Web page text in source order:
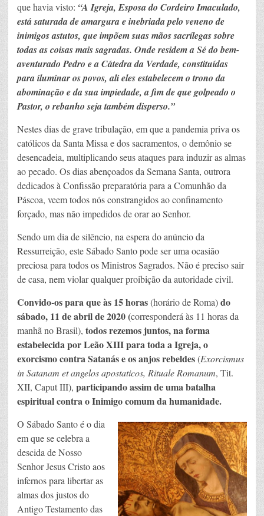
que havia visto: “A Igreja, Esposa do Cordeiro Imaculado,
está saturada de amargura e inebriada pelo veneno de
inimigos astutos, que impõem suas mãos sacrílegas sobre
todas as coisas mais sagradas. Onde residem a Sé do bem-
aventurado Pedro e a Cátedra da Verdade, constituídas
para iluminar os povos, ali eles estabelecem o trono da
abominação e da sua impiedade, a fim de que golpeado o
Pastor, o rebanho seja também disperso.”
Nestes dias de grave tribulação, em que a pandemia priva os
católicos da Santa Missa e dos sacramentos, o demônio se
desencadeia, multiplicando seus ataques para induzir as almas
ao pecado. Os dias abençoados da Semana Santa, outrora
dedicados à Confissão preparatória para a Comunhão da
Páscoa, veem todos nós constrangidos ao confinamento
forçado, mas não impedidos de orar ao Senhor.
Sendo um dia de silêncio, na espera do anúncio da
Ressurreição, este Sábado Santo pode ser uma ocasião
preciosa para todos os Ministros Sagrados. Não é preciso sair
de casa, nem violar qualquer proibição da autoridade civil.
Convido-os para que às 15 horas(horário de Roma)do
sábado, 11 de abril de 2020 (corresponderá às 11 horas da
manhã no Brasil), todos rezemos juntos, na forma
estabelecida por Leão XIII para toda a Igreja, o
exorcismo contra Satanás e os anjos rebeldes(Exorcismus
in Satanam et angelos apostaticos, Rituale Romanum, Tit.
XII, Caput III), participando assim de uma batalha
espiritual contra o Inimigo comum da humanidade.
O Sábado Santo é o dia
em que se celebra a
descida de Nosso
Senhor Jesus Cristo aos
infernos para libertar as
almas dos justos do
Antigo Testamento das